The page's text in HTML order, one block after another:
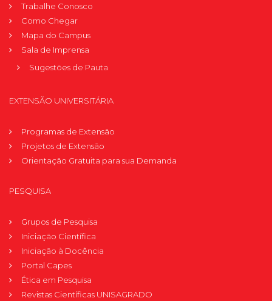
Trabalhe Conosco
Como Chegar
Mapa do Campus
Sala de Imprensa
Sugestões de Pauta
EXTENSÃO UNIVERSITÁRIA
Programas de Extensão
Projetos de Extensão
Orientação Gratuita para sua Demanda
PESQUISA
Grupos de Pesquisa
Iniciação Científica
Iniciação à Docência
Portal Capes
Ética em Pesquisa
Revistas Científicas UNISAGRADO